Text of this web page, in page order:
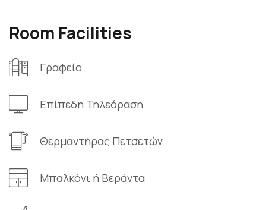
Room Facilities
Γραφείο
Επίπεδη Τηλεόραση
Θερμαντήρας Πετσετών
Μπαλκόνι ή Βεράντα